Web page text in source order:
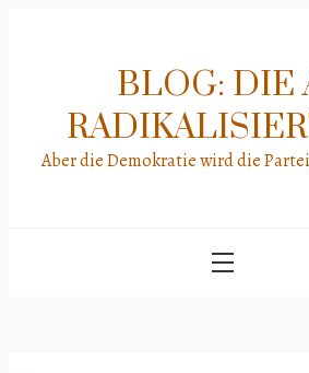
BLOG: DIE
Aber die Demokratie wird die